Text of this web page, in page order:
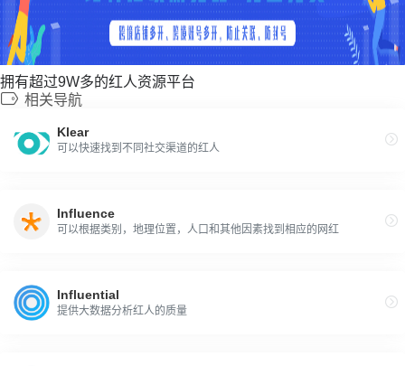
拥有超过9W多的红人资源平台
相关导航
Klear
可以快速找到不同社交渠道的红人
Influence
可以根据类别，地理位置，人口和其他因素找到相应的网红
Influential
提供大数据分析红人的质量